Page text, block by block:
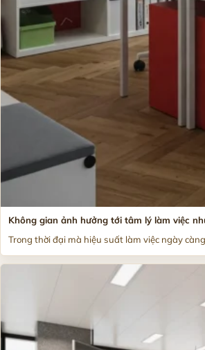
Không gian ảnh hưởng tới tâm lý làm việc
Trong thời đại mà hiệu suất làm việc ngày